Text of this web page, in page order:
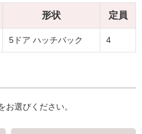
形状 定員
5ドア ハッチバック 4
選びください。